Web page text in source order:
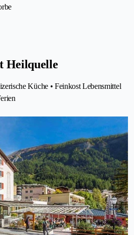
Heilquelle
Küche • Feinkost Lebensmittel